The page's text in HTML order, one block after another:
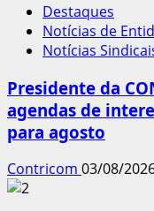
Destaques
Notícias de
Notícias
Presidente da
agendas de
para agosto
Contricom 03/08/